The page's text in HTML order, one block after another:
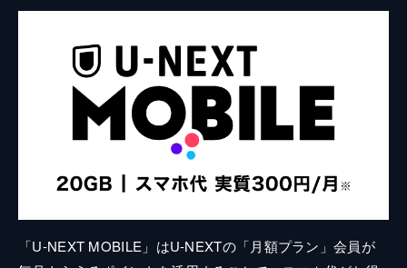
「U-NEXT MOBILE」はU-NEXTの「月額プラン」会員が